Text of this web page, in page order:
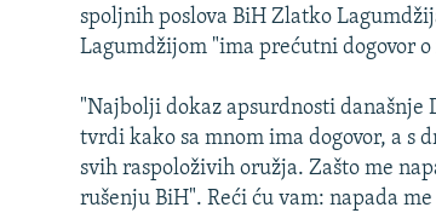
spoljnih poslova BiH Zlatko
Lagumdžijom "ima prećutni dogovor
"Najbolji dokaz apsurdnosti današnje
tvrdi kako sa mnom ima dogovor, a s
svih raspoloživih oružja. Zašto me
rušenju BiH". Reći ću vam: napada